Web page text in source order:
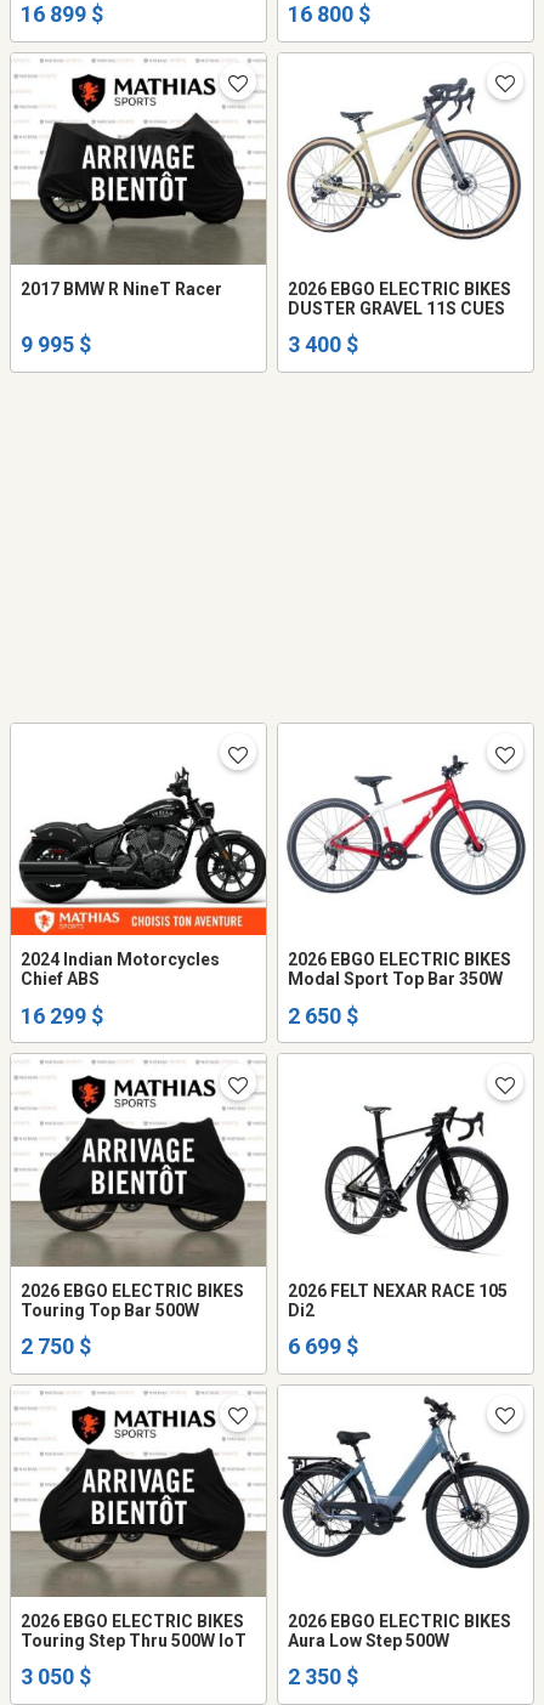
16 899 $ 16 800 $
2017 BMW R NineT Racer
9 995 $
2026 EBGO ELECTRIC BIKES
DUSTER GRAVEL 11S CUES
3 400 $
2024 Indian Motorcycles
Chief ABS
16 299 $
2026 EBGO ELECTRIC BIKES
Modal Sport Top Bar 350W
2 650 $
2026 EBGO ELECTRIC BIKES
Touring Top Bar 500W
2 750 $
2026 FELT NEXAR RACE 105
Di2
6 699 $
2026 EBGO ELECTRIC BIKES
Touring Step Thru 500W loT
3 050 $
2026 EBGO ELECTRIC BIKES
Aura Low Step 500W
2 350 $